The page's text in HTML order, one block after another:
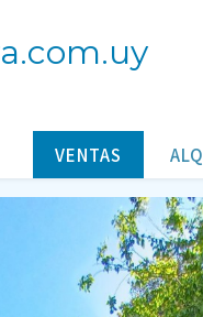
VENTAS
de La